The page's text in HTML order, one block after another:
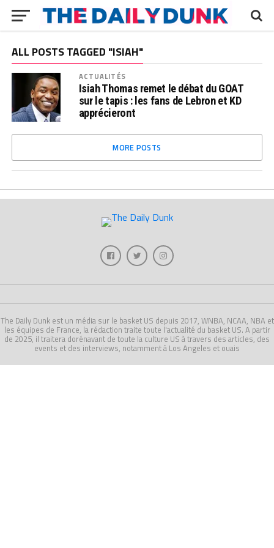
ALL POSTS TAGGED "ISIAH"
ACTUALITÉS
Isiah Thomas remet le débat du GOAT
sur le tapis : les fans de Lebron et KD
apprécieront
MORE POSTS
The Daily Dunk est un média sur le basket US depuis 2017, WNBA, NCAA, NBA et
les équipes de France, la rédaction traite toute l'actualité du basket US. A partir
de 2025, il traitera dorénavant de toute la culture US à travers des articles, des
events et des interviews, notamment à Los Angeles et ouais